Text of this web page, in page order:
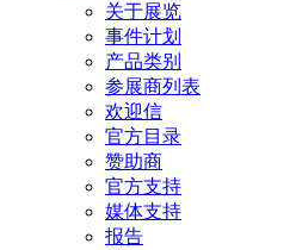
关于展览
事件计划
产品类别
参展商列表
欢迎信
官方目录
赞助商
官方支持
媒体支持
报告